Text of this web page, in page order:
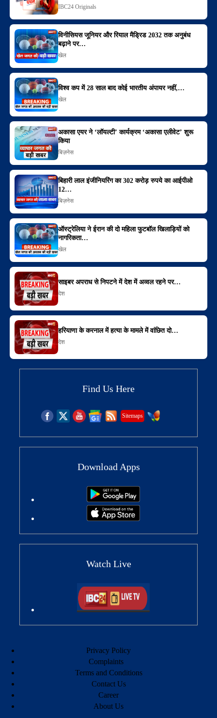
IBC24 Originals
विनीसियस जूनियर और रियाल मैड्रिड 2032 तक अनुबंध
बढ़ाने पर…
खेल
विश्व कप में 28 साल बाद कोई भारतीय अंपायर नहीं,…
खेल
अकासा एयर ने ‘लॉयल्टी’ कार्यक्रम ‘अकासा एलीवेट’ शुरू
किया
बिज़नेस
बिहारी लाल इंजीनियरिंग का 302 करोड़ रुपये का आईपीओ
12…
बिज़नेस
ऑस्ट्रेलिया ने ईरान की दो महिला फुटबॉल खिलाड़ियों को
नागरिकता…
खेल
साइबर अपराध से निपटने में देश में अव्वल रहने पर…
देश
हरियाणा के करनाल में हत्या के मामले में वांछित दो…
देश
Find Us Here
Sitemaps
Download Apps
Watch Live
Privacy Policy
Complaints
Terms and Conditions
Contact Us
Career
About Us